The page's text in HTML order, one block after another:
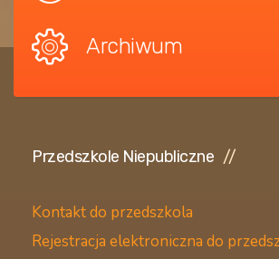
Archiwum
Przedszkole Niepubliczne
Kontakt do przedszkola
Rejestracja elektroniczna do